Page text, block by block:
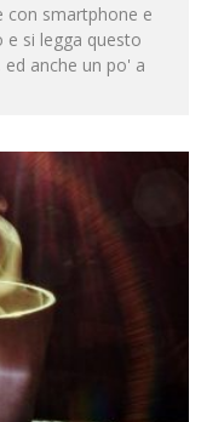
con smartphone e
e si legga questo
anche un po' a